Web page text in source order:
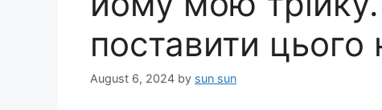
поставити цього
August 6, 2024 by sun sun